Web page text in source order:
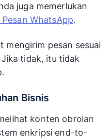
juga memerlukan
WhatsApp.
mengirim pesan sesuai
tidak, itu tidak
Bisnis
konten obrolan
enkripsi end-to-